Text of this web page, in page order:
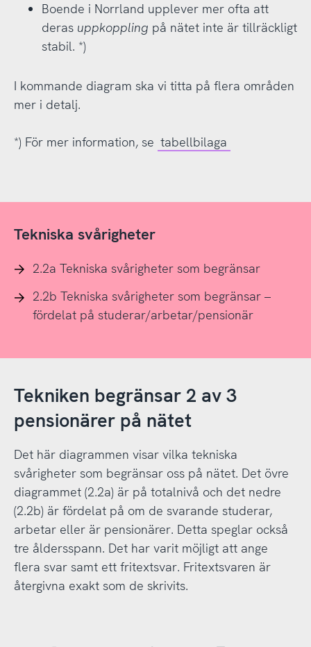
Boende i Norrland upplever mer ofta att
deras uppkoppling på nätet inte är tillräckligt
stabil. *)
I kommande diagram ska vi titta på flera områden
mer i detalj.
*) För mer information, se tabellbilaga
Tekniska svårigheter
2.2a Tekniska svårigheter som begränsar
2.2b Tekniska svårigheter som begränsar –
fördelat på studerar/arbetar/pensionär
Tekniken begränsar 2 av 3
pensionärer på nätet
Det här diagrammen visar vilka tekniska
svårigheter som begränsar oss på nätet. Det övre
diagrammet (2.2a) är på totalnivå och det nedre
(2.2b) är fördelat på om de svarande studerar,
arbetar eller är pensionärer. Detta speglar också
tre åldersspann. Det har varit möjligt att ange
flera svar samt ett fritextsvar. Fritextsvaren är
återgivna exakt som de skrivits.